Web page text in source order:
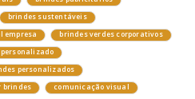
brindes sustentáveis
empresa
brindes verdes corporativos
personalizados
brindes
comunicação visual